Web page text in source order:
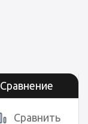
Сравнение
Сравнить